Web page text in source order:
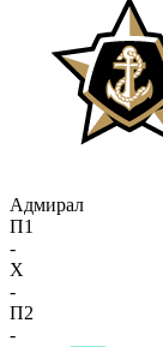
Адмирал
П1
-
X
-
П2
-